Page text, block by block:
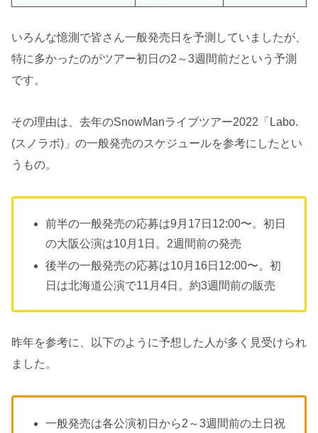
いろんな憶測で皆さん一般発売日を予測していましたが、
特に多かったのがツアー初日の2～3週間前だという予測
です。
その理由は、去年のSnowManライブツアー2022「Labo.
(スノラボ)」の一般発売のスケジュールを参考にしたとい
うもの。
前半の一般発売の応募は9月17日12:00〜。初日
の大阪公演は10月1日。2週間前の発売
後半の一般発売の応募は10月16日12:00〜。初
日は北海道公演で11月4日。約3週間前の販売
昨年を参考に、以下のように予想した人が多く見受けられ
ました。
一般発売は各公演初日から2～3週間前の土日祝